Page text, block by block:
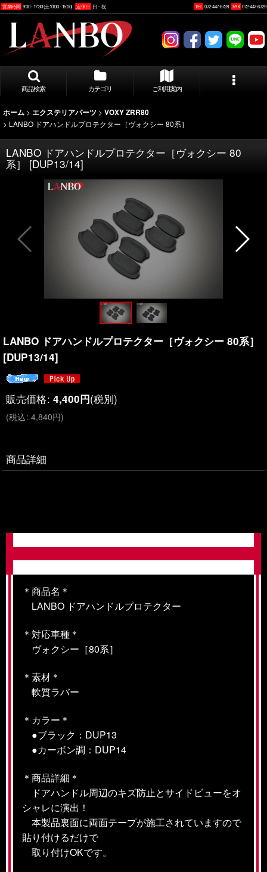
営業時間 9:00 - 17:30 (土10:00 - 15:00) 定休日 日・祝 TEL 072-447-6728 FAX 072-447-6729
商品検索 カテゴリ ご利用案内
ホーム > エクステリアパーツ > VOXY ZRR80
> LANBO ドアハンドルプロテクター［ヴォクシー 80系］
LANBO ドアハンドルプロテクター［ヴォクシー 80
系］ [DUP13/14]
LANBO ドアハンドルプロテクター［ヴォクシー 80系］
[DUP13/14]
販売価格: 4,400円(税別)
(税込: 4,840円)
商品詳細
＊商品名＊
LANBO ドアハンドルプロテクター
＊対応車種＊
ヴォクシー［80系］
＊素材＊
軟質ラバー
＊カラー＊
●ブラック：DUP13
●カーボン調：DUP14
＊商品詳細＊
ドアハンドル周辺のキズ防止とサイドビューをオ
シャレに演出！
本製品裏面に両面テープが施工されていますので
貼り付けるだけで
取り付けOKです。